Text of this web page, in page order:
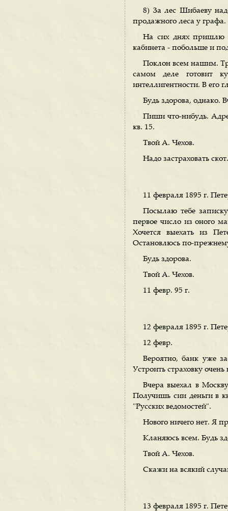
8) За лес Шибаеву
продажного леса у графа.
На сих днях пришлю
кабинета - побольше и
Поклон всем нашим.
самом деле готовит
интеллигентности. В его
Будь здорова, однако.
Пиши что-нибудь.
кв. 15.
Твой А. Чехов.
Надо застраховать
11 февраля 1895 г.
Посылаю тебе
первое число из оного
Хочется выехать из
Остановлюсь по-
Будь здорова.
Твой А. Чехов.
11 февр. 95 г.
12 февраля 1895 г.
12 февр.
Вероятно, банк уже
Устроить страховку
Вчера выехал в
Получишь сии деньги в
"Русских ведомостей".
Нового ничего нет. Я
Кланяюсь всем. Будь
Твой А. Чехов.
Скажи на всякий
13 февраля 1895 г.